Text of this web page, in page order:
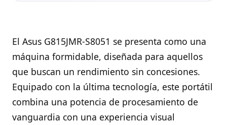
El Asus G815JMR-S8051 se presenta como una
máquina formidable, diseñada para aquellos
que buscan un rendimiento sin concesiones.
Equipado con la última tecnología, este portátil
combina una potencia de procesamiento de
vanguardia con una experiencia visual